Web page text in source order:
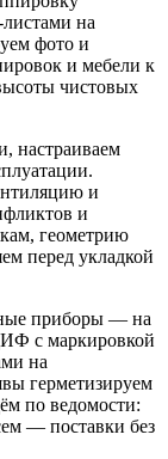
на
фото и
и мебели к
чистовых
настраиваем
и
и
геометрию
перед укладкой
приборы — на
с маркировкой
на
герметизируем
по ведомости:
— поставки без